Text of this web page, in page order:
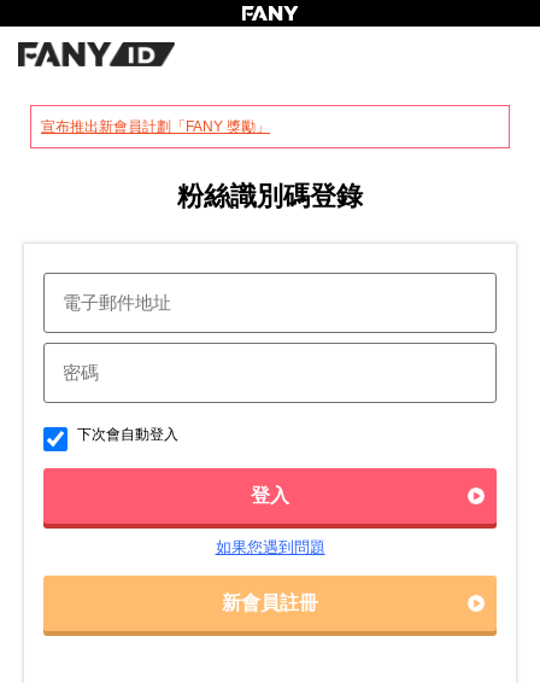
宣布推出新會員計劃「FANY 獎勵」
粉絲識別碼登錄
下次會自動登入
登入
如果您遇到問題
新會員註冊